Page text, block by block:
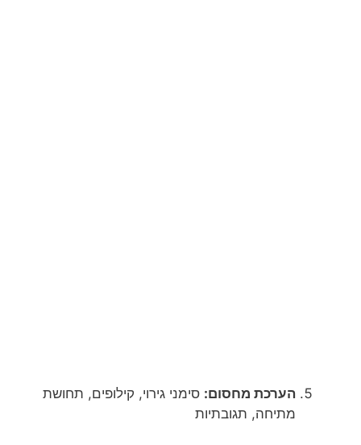
הערכת מחסום: סימני גירוי, קילופים, תחושת
מתיחה, תגובתיות